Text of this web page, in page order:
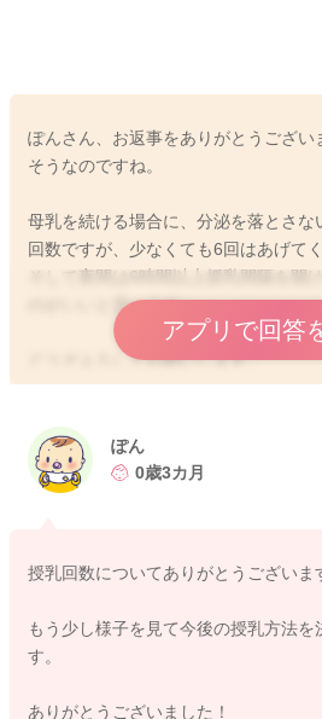
ぽんさん、お返事をありがとうござい
そうなのですね。
母乳を続ける場合に、分泌を落とさな
回数ですが、少なくても6回はあげてく
そして夜間は6時間以上授乳間隔を開
のがいいと思います。
どうぞよろしくお願いします。
アプリで回答
ぽん
0歳3カ月
授乳回数についてありがとうございま
もう少し様子を見て今後の授乳方法を
す。
ありがとうございました！